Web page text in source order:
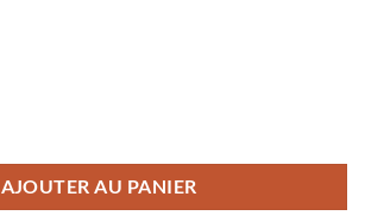
AJOUTER AU PANIER